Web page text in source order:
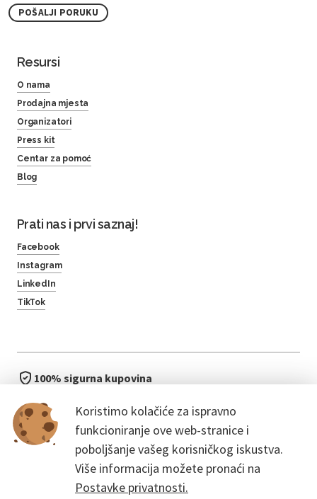
Koristimo kolačiće za ispravno
funkcioniranje ove web-stranice i
poboljšanje vašeg korisničkog iskustva.
Više informacija možete pronaći na
Postavke privatnosti.
POŠALJI PORUKU
Resursi
O nama
Prodajna mjesta
Organizatori
Press kit
Centar za pomoć
Blog
Prati nas i prvi saznaj!
Facebook
Instagram
LinkedIn
TikTok
100% sigurna kupovina
bez čekanja u redu